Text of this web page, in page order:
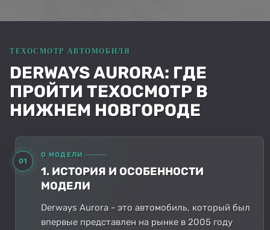
DERWAYS AURORA: ГДЕ
ПРОЙТИ ТЕХОСМОТР В
НИЖНЕМ НОВГОРОДЕ
01
О МОДЕЛИ
1. ИСТОРИЯ И ОСОБЕННОСТИ
МОДЕЛИ
Derways Aurora - это автомобиль, который был
впервые представлен на рынке в 2005 году